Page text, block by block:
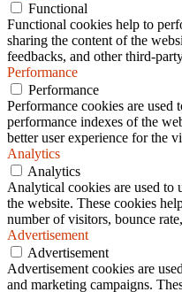
Functional
Functional cookies help to
sharing the content of the
feedbacks, and other third-
Performance
Performance
Performance cookies are used
performance indexes of the
better user experience for the
Analytics
Analytics
Analytical cookies are used to
the website. These cookies
number of visitors, bounce
Advertisement
Advertisement
Advertisement cookies are
and marketing campaigns.